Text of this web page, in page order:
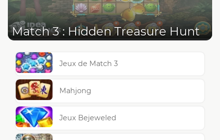
Match 3 : Hidden Treasure Hunt
Jeux de Match 3
Mahjong
Jeux Bejeweled